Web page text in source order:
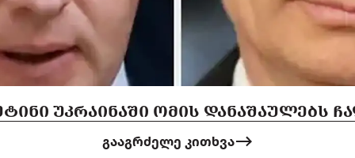
ᲣᲙᲠᲐᲘᲜᲐᲨᲘ ᲝᲛᲘᲡ ᲓᲐᲜᲐᲨᲐᲣᲚᲔᲑᲡ
გააგრძელე კითხვა